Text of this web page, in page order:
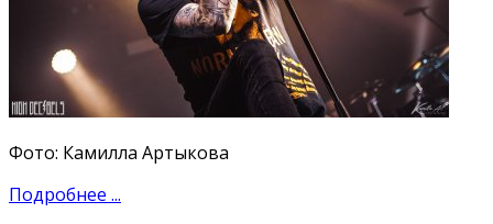
Фото: Камилла Артыкова
Подробнее ...